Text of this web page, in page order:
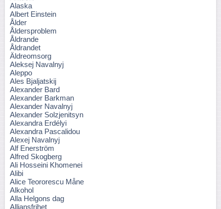
Alaska
Albert Einstein
Ålder
Åldersproblem
Åldrande
Åldrandet
Äldreomsorg
Aleksej Navalnyj
Aleppo
Ales Bjaljatskij
Alexander Bard
Alexander Barkman
Alexander Navalnyj
Alexander Solzjenitsyn
Alexandra Erdélyi
Alexandra Pascalidou
Alexej Navalnyj
Alf Enerström
Alfred Skogberg
Ali Hosseini Khomenei
Alibi
Alice Teororescu Måne
Alkohol
Alla Helgons dag
Alliansfrihet